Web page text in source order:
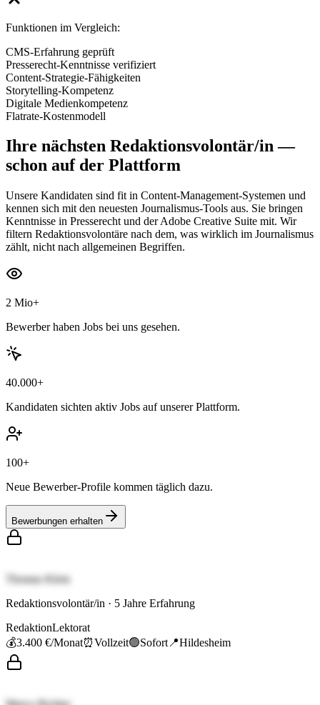
Funktionen im Vergleich:
CMS-Erfahrung geprüft
Presserecht-Kenntnisse verifiziert
Content-Strategie-Fähigkeiten
Storytelling-Kompetenz
Digitale Medienkompetenz
Flatrate-Kostenmodell
Ihre nächsten Redaktionsvolontär/in—
schon auf der Plattform
Unsere Kandidaten sind fit in Content-Management-Systemen und
kennen sich mit den neuesten Journalismus-Tools aus. Sie bringen
Kenntnisse in Presserecht und der Adobe Creative Suite mit. Wir
filtern Redaktionsvolontäre nach dem, was wirklich im Journalismus
zählt, nicht nach allgemeinen Begriffen.
2 Mio+
Bewerber haben Jobs bei uns gesehen.
40.000+
Kandidaten sichten aktiv Jobs auf unserer Plattform.
100+
Neue Bewerber-Profile kommen täglich dazu.
Bewerbungen erhalten
Thomas Klein
Redaktionsvolontär/in · 5 Jahre Erfahrung
RedaktionLektorat
💰3.400 €/Monat⏰Vollzeit🟢Sofort 📍Hildesheim